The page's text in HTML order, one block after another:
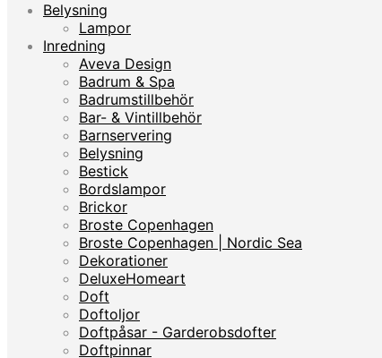
Belysning
Lampor
Inredning
Aveva Design
Badrum & Spa
Badrumstillbehör
Bar- & Vintillbehör
Barnservering
Belysning
Bestick
Bordslampor
Brickor
Broste Copenhagen
Broste Copenhagen | Nordic Sea
Dekorationer
DeluxeHomeart
Doft
Doftoljor
Doftpåsar - Garderobsdofter
Doftpinnar